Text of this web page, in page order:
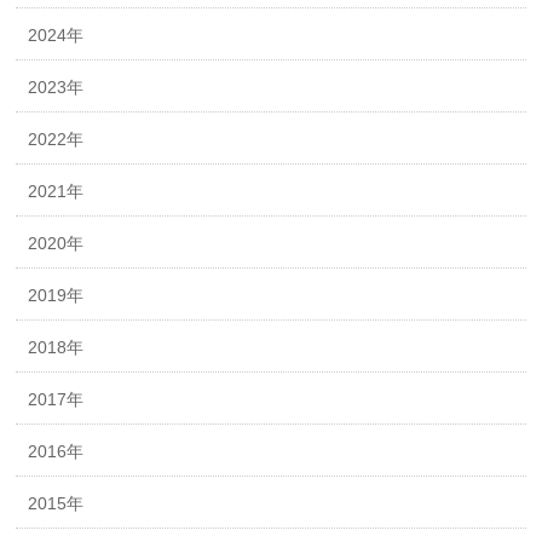
2024年
2023年
2022年
2021年
2020年
2019年
2018年
2017年
2016年
2015年